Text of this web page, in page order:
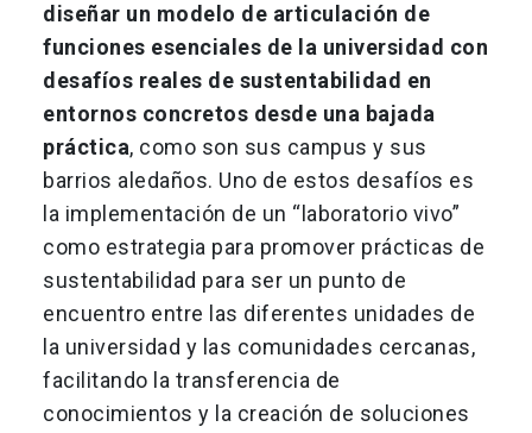
diseñar un modelo de articulación de
funciones esenciales de la universidad con
desafíos reales de sustentabilidad en
entornos concretos desde una bajada
práctica, como son sus campus y sus
barrios aledaños. Uno de estos desafíos es
la implementación de un “laboratorio vivo”
como estrategia para promover prácticas de
sustentabilidad para ser un punto de
encuentro entre las diferentes unidades de
la universidad y las comunidades cercanas,
facilitando la transferencia de
conocimientos y la creación de soluciones